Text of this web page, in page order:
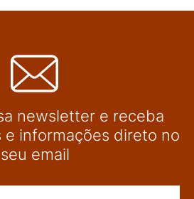
newsletter e receba
e informações direto no
seu email